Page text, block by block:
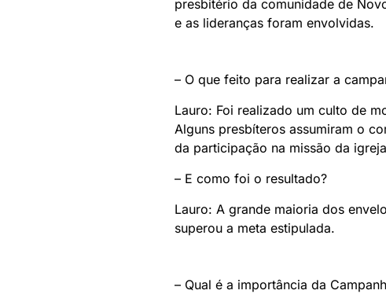
presbitério da comunidade de
e as lideranças foram envolvidas.
– O que feito para realizar a
Lauro: Foi realizado um culto de
Alguns presbíteros assumiram o
da participação na missão da
– E como foi o resultado?
Lauro: A grande maioria dos
superou a meta estipulada.
– Qual é a importância da